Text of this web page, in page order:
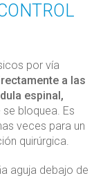
por vía
a las
espinal,
se bloquea. Es
veces para un
quirúrgica.
aguja debajo de